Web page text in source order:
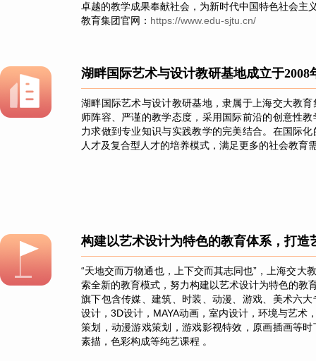
卓越的教学成果奉献社会，为新时代中国特色社会主
教育集团官网： https://www.edu-sjtu.cn/
湖畔国际艺术与设计教研基地成立于2008
湖畔国际艺术与设计教研基地，隶属于上海交大教
师阵容、严谨的教学态度，采用国际前沿的创意性
力求做到专业知识与实践教学的完美结合。在国际
人才及复合型人才的培养模式，满足更多的社会教育
构建以艺术设计为特色的教育体系，打造
“天地交而万物通也，上下交而其志同也”，上海交
索全新的教育模式，努力构建以艺术设计为特色的教
旗下包含传媒、建筑、时装、动漫、游戏、美术六
设计，3D设计，MAYA动画，室内设计，环境与艺术
策划，动漫游戏策划，游戏影视特效，原画插画等
素描，色彩构成等纯艺课程 。